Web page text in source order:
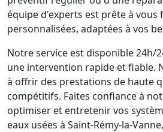
équipe d'experts est prête à
personnalisées, adaptées à vos
Notre service est disponible 24h/
une intervention rapide et fiable.
à offrir des prestations de haute
compétitifs. Faites confiance à
optimiser et entretenir vos
eaux usées à Saint-Rémy-la-